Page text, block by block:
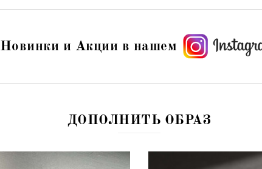
Новинки и Акции в нашем
ДОПОЛНИТЬ ОБРАЗ